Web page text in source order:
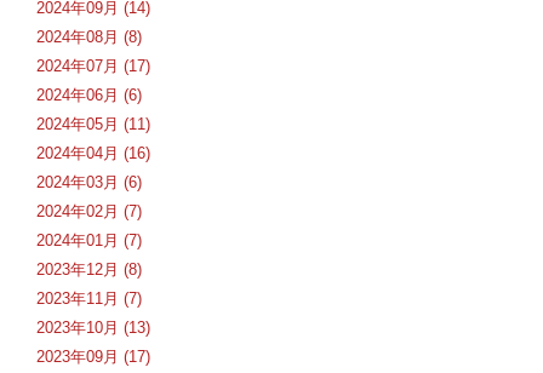
2024年09月 (14)
2024年08月 (8)
2024年07月 (17)
2024年06月 (6)
2024年05月 (11)
2024年04月 (16)
2024年03月 (6)
2024年02月 (7)
2024年01月 (7)
2023年12月 (8)
2023年11月 (7)
2023年10月 (13)
2023年09月 (17)